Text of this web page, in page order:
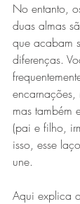
No entanto,
duas almas
que acabam
diferenças.
mas também
(pai e filho,
isso, esse
une.
Aqui explica